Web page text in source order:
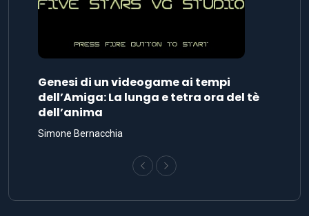
Genesi di un videogame ai tempi
dell’Amiga: La lunga e tetra ora del tè
dell’anima
Simone Bernacchia